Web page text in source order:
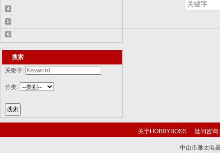
82...
【2018-08-31】中国ZTL-11轮式装甲突击
车 ...
4
【2015-12-31】加拿大豹2A4M主战坦克
8386...
5
【2014-12-10】俄罗斯KrAZ-255B军用卡
车85...
6
【2014-12-10】以色列阿奇扎里特装甲运
兵...搜索
关键字:
分类:
关于HOBBYBOSS 疑问咨询
中山市雅太电